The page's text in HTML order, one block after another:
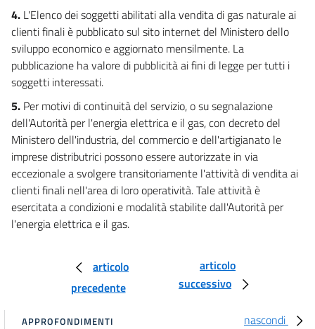
32
Titolo IX
Condizioni di reciprocità
33
34
35
Titolo X
Norme transitorie e finali
36
37
38
4. L'Elenco dei soggetti abilitati alla vendita di gas naturale ai
clienti finali è pubblicato sul sito internet del Ministero dello
sviluppo economico e aggiornato mensilmente. La
pubblicazione ha valore di pubblicità ai fini di legge per tutti i
soggetti interessati.
5. Per motivi di continuità del servizio, o su segnalazione
dell'Autorità per l'energia elettrica e il gas, con decreto del
Ministero dell'industria, del commercio e dell'artigianato le
imprese distributrici possono essere autorizzate in via
eccezionale a svolgere transitoriamente l'attività di vendita ai
clienti finali nell'area di loro operatività. Tale attività è
esercitata a condizioni e modalità stabilite dall'Autorità per
l'energia elettrica e il gas.
articolo
precedente
articolo
successivo
nascondi
APPROFONDIMENTI